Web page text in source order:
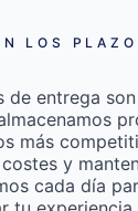
LOS
de entrega
más
y
cada día